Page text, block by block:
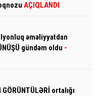
AÇIQLANDI
əməliyyatdan
gündəm oldu -
ortalığı